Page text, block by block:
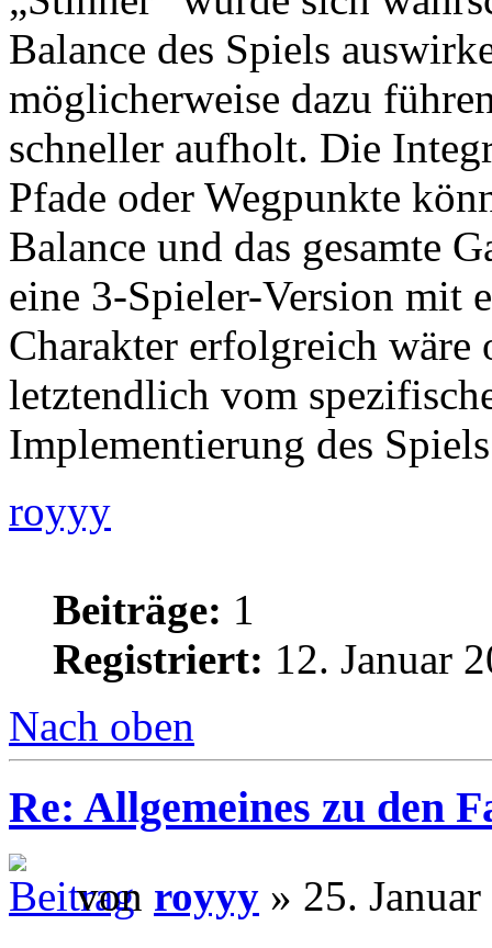
Balance des Spiels
möglicherweise dazu
schneller aufholt. Die
Pfade oder Wegpunkte
Balance und das gesamte
eine 3-Spieler-Version mit
Charakter erfolgreich wäre
letztendlich vom
Implementierung des
royyy
Beiträge: 1
Registriert: 12. Januar
Nach oben
Re: Allgemeines zu den
von royyy » 25.